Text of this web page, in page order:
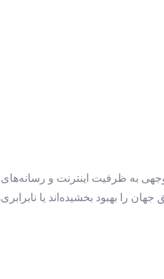
به ظرفیت اینترنت و
را بهبود بخشیده‌اند یا